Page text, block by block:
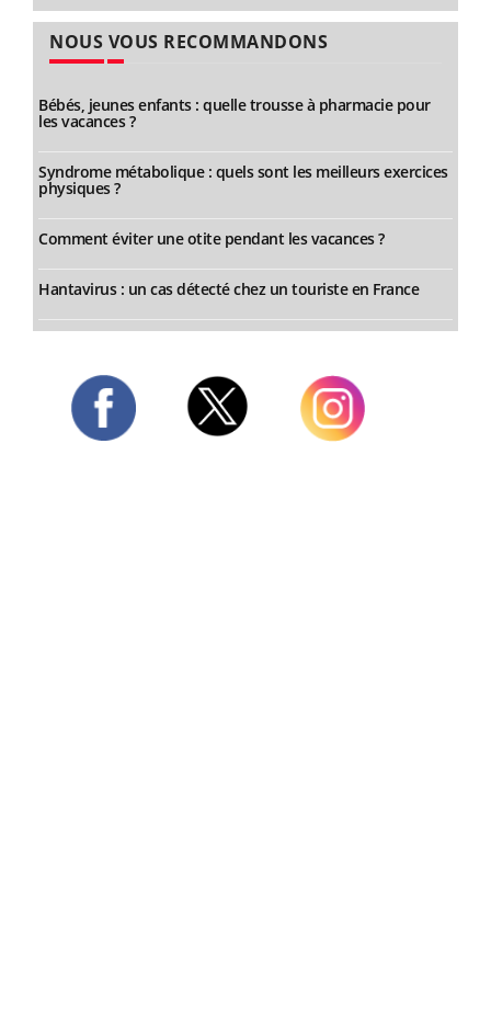
NOUS VOUS RECOMMANDONS
Bébés, jeunes enfants : quelle trousse à pharmacie pour
les vacances ?
Syndrome métabolique : quels sont les meilleurs exercices
physiques ?
Comment éviter une otite pendant les vacances ?
Hantavirus : un cas détecté chez un touriste en France